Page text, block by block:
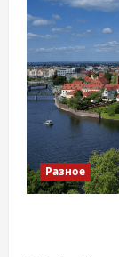
Разное